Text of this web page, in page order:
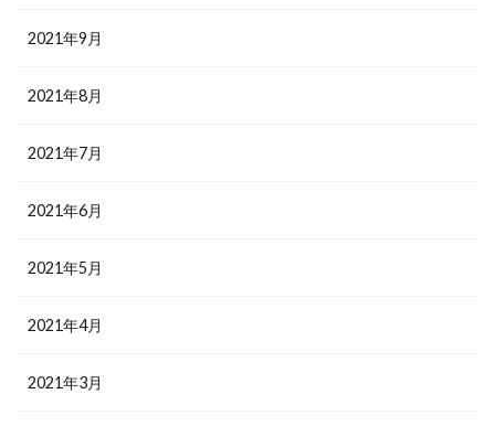
2021年9月
2021年8月
2021年7月
2021年6月
2021年5月
2021年4月
2021年3月